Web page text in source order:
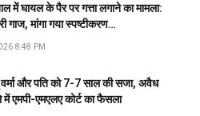
में घायल के पैर पर गत्ता लगाने का मामला:
गाज, मांगा गया स्पष्टीकरण…
8:48 PM
वर्मा और पति को 7-7 साल की सजा, अवैध
में एमपी-एमएलए कोर्ट का फैसला